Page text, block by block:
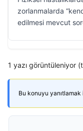
zorlanmalarda
edilmesi mevcut
1 yazı görüntüleniyor
Bu konuyu yanıtlamak